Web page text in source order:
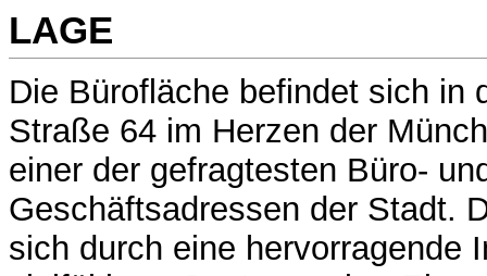
LAGE
Die Bürofläche befindet sich in
Straße 64 im Herzen der
einer der gefragtesten Büro-
Geschäftsadressen der Stadt.
sich durch eine hervorragende